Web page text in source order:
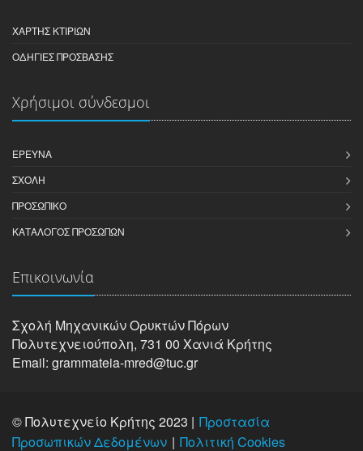
ΧΆΡΤΗΣ ΚΤΙΡΊΩΝ
ΟΔΗΓΊΕΣ ΠΡΌΣΒΑΣΗΣ
Χρήσιμοι σύνδεσμοι
ΈΡΕΥΝΑ
ΣΧΟΛΉ
ΠΡΟΣΩΠΙΚΌ
ΚΑΤΆΛΟΓΟΣ ΠΡΟΣΏΠΩΝ
Επικοινωνία
Σχολή Μηχανικών Oρυκτών Πόρων
Πολυτεχνειούπολη, 731 00 Χανιά Κρήτης
Email: grammateia-mred@tuc.gr
© Πολυτεχνείο Κρήτης 2023 | Προστασία
Προσωπικών Δεδομένων
Πολιτική Cookies